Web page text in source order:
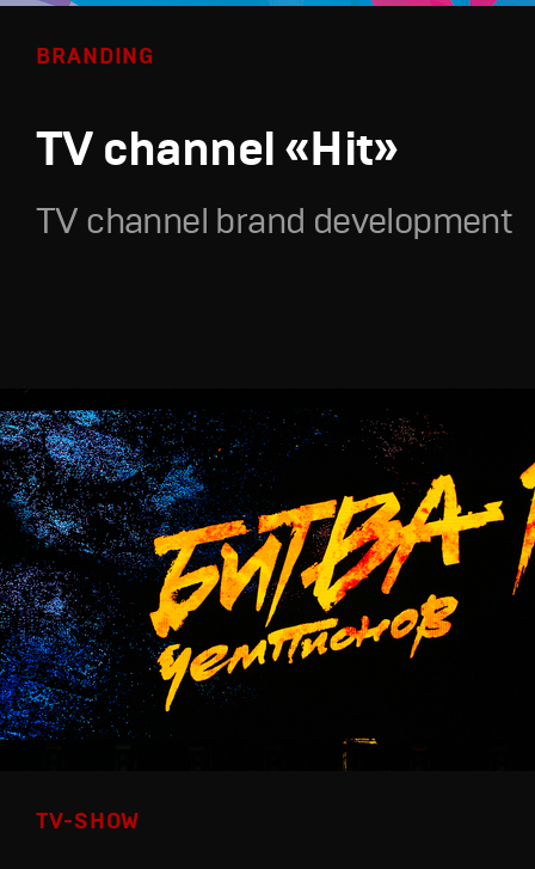
BRANDING
TV channel «Hit»
TV channel brand development
TV-SHOW